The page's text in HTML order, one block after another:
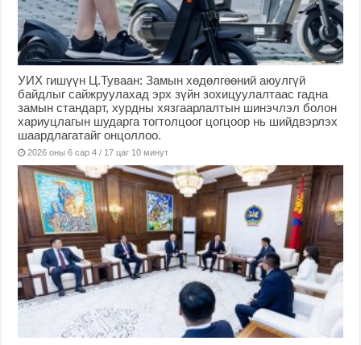
УИХ гишүүн Ц.Туваан: Замын хөдөлгөөний аюулгүй
байдлыг сайжруулахад эрх зүйн зохицуулалтаас гадна
замын стандарт, хурдны хязгаарлалтын шинэчлэл болон
хариуцлагын шударга тогтолцоог цогцоор нь шийдвэрлэх
шаардлагатайг онцоллоо.
2026 оны 6 сар 4 / 17 цаг 10 минут